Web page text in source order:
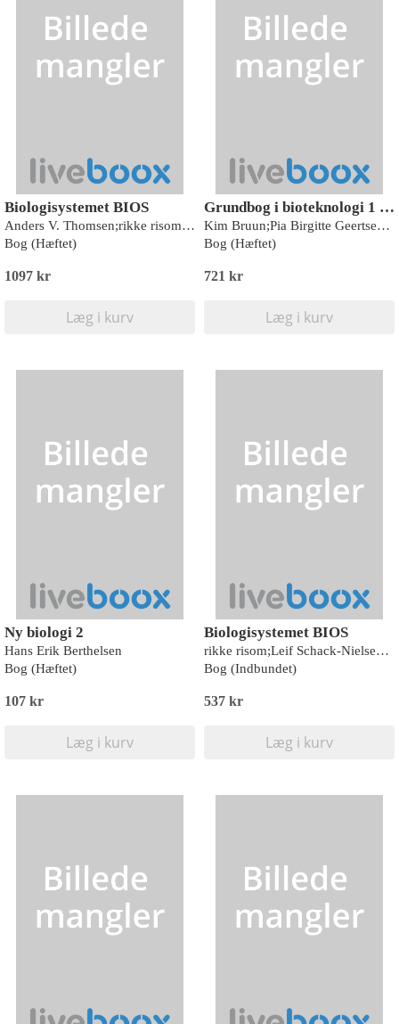
Biologisystemet BIOS
Anders V. Thomsen;rikke risom;Leif Schack-Nielsen;Thomas Bach Piekut
Bog (Hæftet)
1097 kr
Læg i kurv
Grundbog i bioteknologi 1 - HTX
Kim Bruun;Pia Birgitte Geertsen;Karen Helmig
Bog (Hæftet)
721 kr
Læg i kurv
Ny biologi 2
Hans Erik Berthelsen
Bog (Hæftet)
107 kr
Læg i kurv
Biologisystemet BIOS
rikke risom;Leif Schack-Nielsen;Anders V. Thomsen;Thomas Bach Piekut
Bog (Indbundet)
537 kr
Læg i kurv